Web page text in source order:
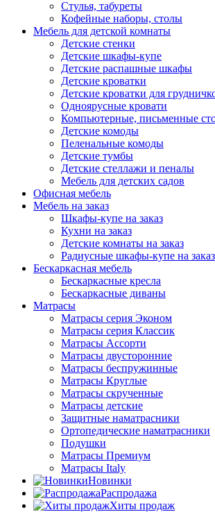
Стулья, табуреты
Кофейные наборы, столы
Мебель для детской комнаты
Детские стенки
Детские шкафы-купе
Детские распашные шкафы
Детские кроватки
Детские кроватки для
Одноярусные кровати
Компьютерные, письменные
Детские комоды
Пеленальные комоды
Детские тумбы
Детские стеллажи и пеналы
Мебель для детских садов
Офисная мебель
Мебель на заказ
Шкафы-купе на заказ
Кухни на заказ
Детские комнаты на заказ
Радиусные шкафы-купе на заказ
Бескаркасная мебель
Бескаркасные кресла
Бескаркасные диваны
Матрасы
Матрасы серия Эконом
Матрасы серия Классик
Матрасы Ассорти
Матрасы двусторонние
Матрасы беспружинные
Матрасы Круглые
Матрасы скрученные
Матрасы детские
Защитные наматрасники
Ортопедические наматрасники
Подушки
Матрасы Премиум
Матрасы Italy
Новинки
Распродажа
Хиты продаж